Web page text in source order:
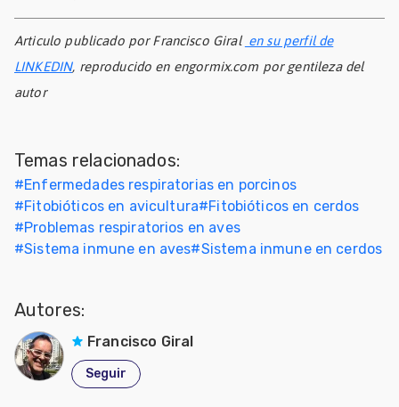
Articulo publicado por Francisco Giral en su perfil de
LINKEDIN, reproducido en engormix.com por gentileza del
autor
Temas relacionados:
#Enfermedades respiratorias en porcinos
#Fitobióticos en avicultura#Fitobióticos en cerdos
#Problemas respiratorios en aves
#Sistema inmune en aves#Sistema inmune en cerdos
Autores:
Francisco Giral
Seguir